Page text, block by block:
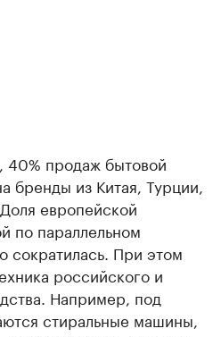
продаж бытовой
бренды из Китая, Турции,
европейской
по параллельном
сократилась. При этом
российского и
Например, под
стиральные машины,